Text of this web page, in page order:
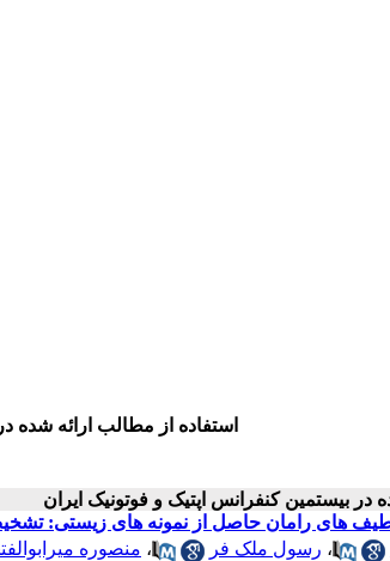
استفاده از مطالب ارائه شده
، رسول ملک فر ، منصوره